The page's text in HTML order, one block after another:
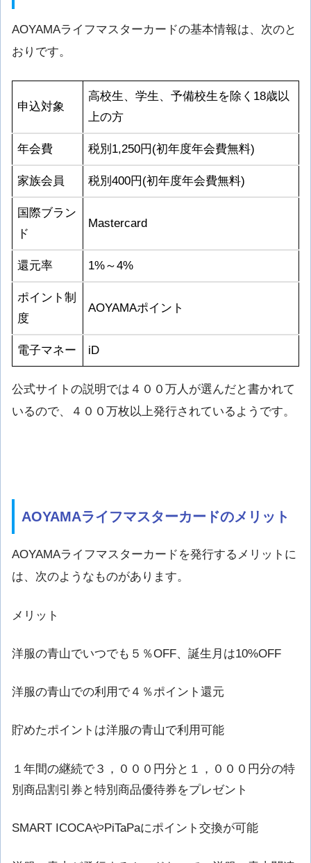
AOYAMAライフマスターカードの基本情報は、次のと
おりです。
申込対象
高校生、学生、予備校生を除く18歳以
上の方
年会費 税別1,250円(初年度年会費無料)
家族会員 税別400円(初年度年会費無料)
国際ブラン
ド
Mastercard
還元率 1%～4%
ポイント制
度
AOYAMAポイント
電子マネー iD
公式サイトの説明では４００万人が選んだと書かれて
いるので、４００万枚以上発行されているようです。
AOYAMAライフマスターカードのメリット
AOYAMAライフマスターカードを発行するメリットに
は、次のようなものがあります。
メリット
洋服の青山でいつでも５％OFF、誕生月は10%OFF
洋服の青山での利用で４％ポイント還元
貯めたポイントは洋服の青山で利用可能
１年間の継続で３，０００円分と１，０００円分の特
別商品割引券と特別商品優待券をプレゼント
SMART ICOCAやPiTaPaにポイント交換が可能